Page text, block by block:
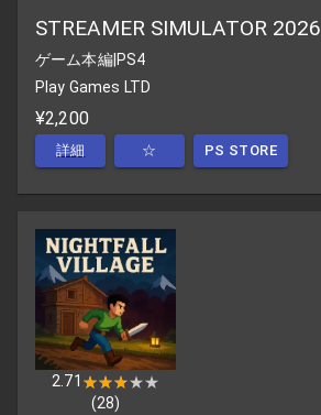
STREAMER SIMULATOR 2026
ゲーム本編| PS4
Play Games LTD
¥2,200
詳細 ☆ PS STORE
2.71 ★★★★★
★★★★★
(28)